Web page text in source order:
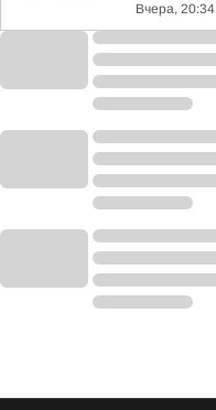
Вчера, 20:34